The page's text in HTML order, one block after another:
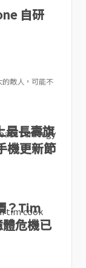
自研
敵人，可能不
最長壽旗
機更新節
？Tim
危機已